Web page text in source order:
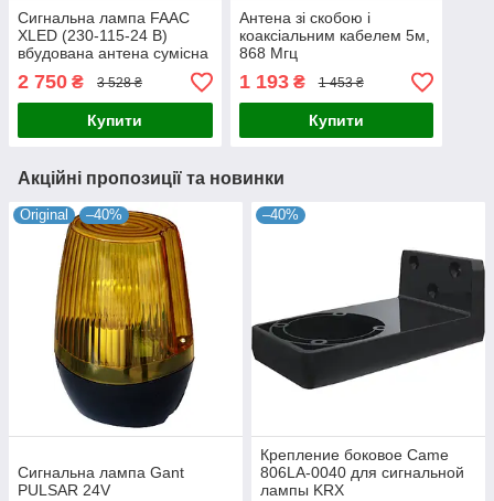
Сигнальна лампа FAAC
XLED (230-115-24 В)
вбудована антена сумісна
з частот. 433 МГц і 868
Мгц
2 750 ₴ 3 528 ₴
Купити
Антена зі скобою і
коаксіальним кабелем 5м,
868 Мгц
1 193₴ 1 453 ₴
Купити
Акційні пропозиції та новинки
Original –40%
Сигнальна лампа Gant
PULSAR 24V
–40%
Крепление боковое Came
806LA-0040 для сигнальной
лампы KRX